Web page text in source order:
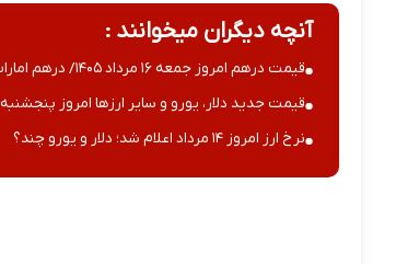
آنچه دیگران میخوانند :
قیمت درهم امروز جمعه ۱۶ مرداد ۱۴۰۵/ درهم امارات امروز چند؟
قیمت جدید دلار، یورو و سایر ارزها امروز پنجشنبه ۱۵ مرداد ۱۴۰۵
نرخ ارز امروز ۱۴ مرداد اعلام شد؛ دلار و یورو چند؟